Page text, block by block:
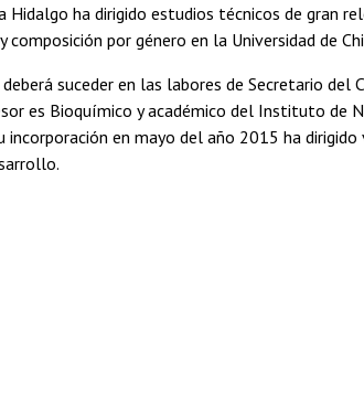
Hidalgo ha dirigido estudios técnicos de gran
composición por género en la Universidad de
suceder en las labores de Secretario del
es Bioquímico y académico del Instituto de
incorporación en mayo del año 2015 ha